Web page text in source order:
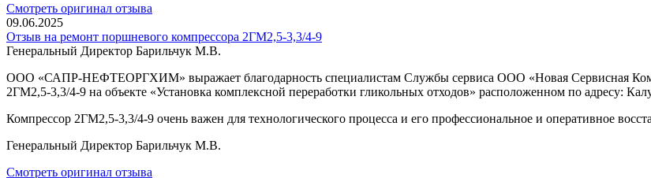
Смотреть оригинал отзыва
09.06.2025
Отзыв на ремонт поршневого компрессора 2ГМ2,5-3,3/4-9
Генеральный Директор Барильчук М.В.
ООО «САПР-НЕФТЕОРГХИМ» выражает благодарность специалистам Службы сервиса ООО «Новая Сервисная
2ГМ2,5-3,3/4-9 на объекте «Установка комплексной переработки гликольных отходов» расположенном по адресу:
Компрессор 2ГМ2,5-3,3/4-9 очень важен для технологического процесса и его профессиональное и оперативное
Генеральный Директор Барильчук М.В.
Смотреть оригинал отзыва